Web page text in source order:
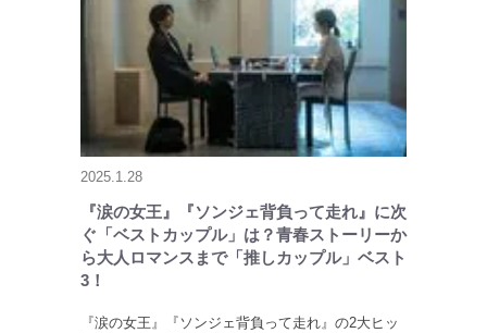
2025.1.28
『涙の女王』『ソンジェ背負って走れ』に次
ぐ「ベストカップル」は？青春ストーリーか
ら大人ロマンスまで「推しカップル」ベスト
3！
『涙の女王』『ソンジェ背負って走れ』の2大ヒッ